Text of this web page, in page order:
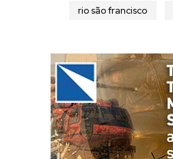
rio são francisco